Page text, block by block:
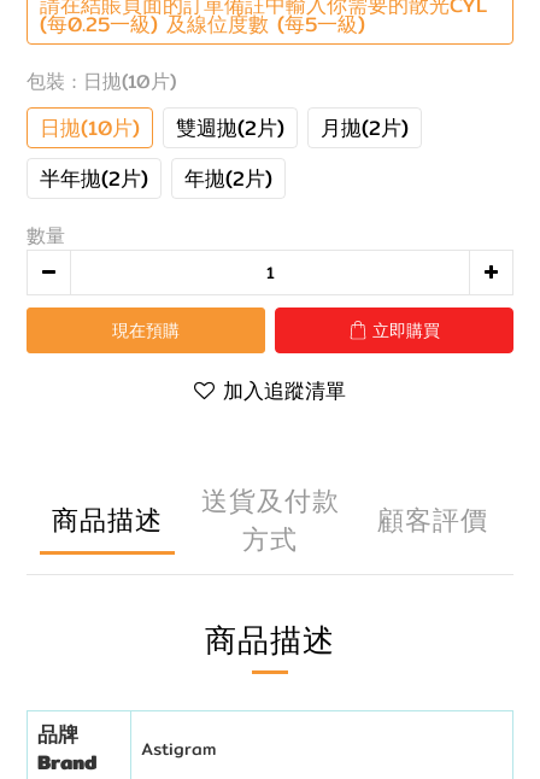
(每0.25一級) 及線位度數 (每5一級)
包裝 : 日拋(10片)
日拋(10片) 雙週拋(2片)
月拋(2片)
半年拋(2片)
年拋(2片)
數量
現在預購 立即購買
加入追蹤清單
商品描述
送貨及付款
方式
顧客評價
商品描述
品牌
Brand
Astigram